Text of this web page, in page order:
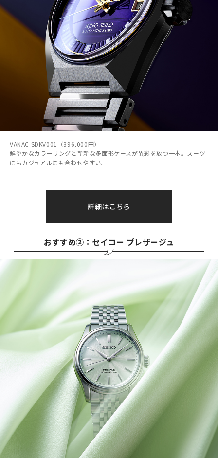
VANAC SDKV001（396,000円）
鮮やかなカラーリングと斬新な多面形ケースが異彩を放つ一本。スーツ
にもカジュアルにも合わせやすい。
詳細はこちら
おすすめ②：セイコー プレザージュ